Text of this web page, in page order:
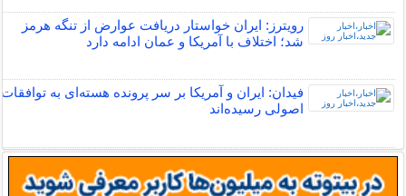
رویترز: ایران خواستار دریافت عوارض از تنگه هرمز
شد؛ اختلاف با آمریکا و عمان ادامه دارد
فیدان: ایران و آمریکا بر سر پرونده هسته‌ای به توافقات
اصولی رسیده‌اند